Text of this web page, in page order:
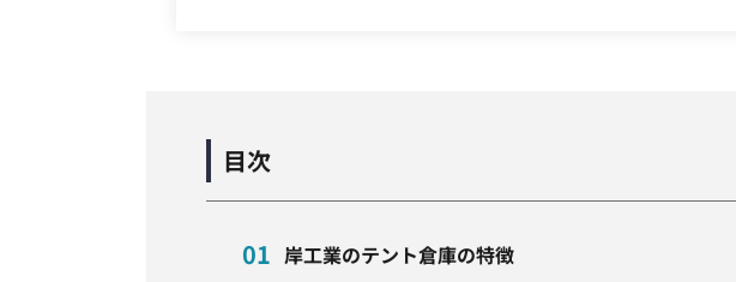
目次
岸工業のテント倉庫の特徴